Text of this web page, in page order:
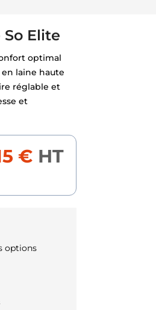
Elite
optimal
laine haute
réglable et
et
€ HT
options